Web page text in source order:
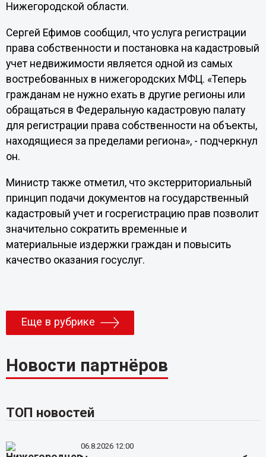
Нижегородской области.
Сергей Ефимов сообщил, что услуга регистрации
права собственности и постановка на кадастровый
учет недвижимости является одной из самых
востребованных в нижегородских МФЦ. «Теперь
гражданам не нужно ехать в другие регионы или
обращаться в Федеральную кадастровую палату
для регистрации права собственности на объекты,
находящиеся за пределами региона», - подчеркнул
он.
Министр также отметил, что экстерриториальный
принцип подачи документов на государственный
кадастровый учет и госрегистрацию прав позволит
значительно сократить временные и
материальные издержки граждан и повысить
качество оказания госуслуг.
Еще в рубрике
Новости партнёров
ТОП новостей
06.8.2026 12:00